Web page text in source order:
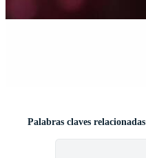
Palabras claves relacionadas